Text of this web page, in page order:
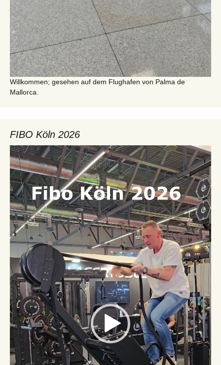
Willkommen; gesehen auf dem Flughafen von Palma de
Mallorca.
FIBO Köln 2026
Video-
Player